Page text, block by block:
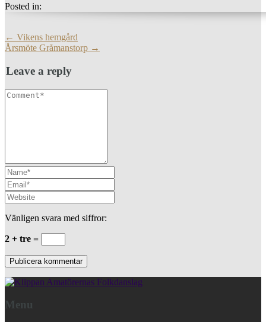
Posted in:
More
Articles
← Vikens hemgård
Årsmöte Gråmanstorp →
Leave a reply
Vänligen svara med siffror:
2 + tre =
Menu